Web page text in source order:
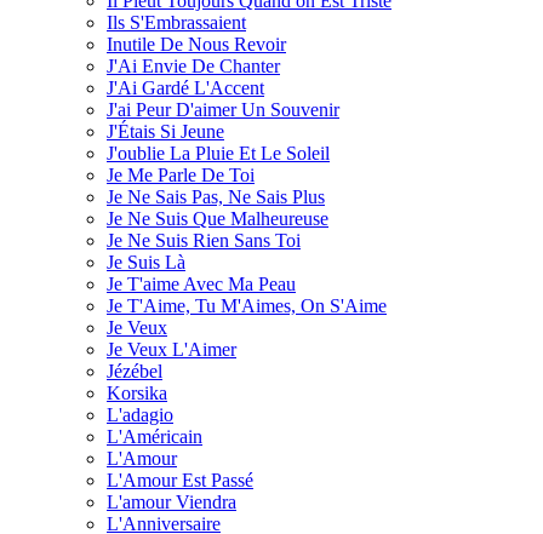
Ils S'Embrassaient
Inutile De Nous Revoir
J'Ai Envie De Chanter
J'Ai Gardé L'Accent
J'ai Peur D'aimer Un Souvenir
J'Étais Si Jeune
J'oublie La Pluie Et Le Soleil
Je Me Parle De Toi
Je Ne Sais Pas, Ne Sais Plus
Je Ne Suis Que Malheureuse
Je Ne Suis Rien Sans Toi
Je Suis Là
Je T'aime Avec Ma Peau
Je T'Aime, Tu M'Aimes, On S'Aime
Je Veux
Je Veux L'Aimer
Jézébel
Korsika
L'adagio
L'Américain
L'Amour
L'Amour Est Passé
L'amour Viendra
L'Anniversaire